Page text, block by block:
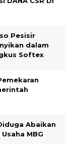
Pesisir
dalam
Softex
Abaikan
MBG